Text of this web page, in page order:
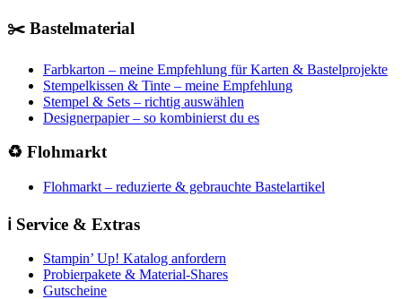
✂️ Bastelmaterial
Farbkarton – meine Empfehlung für Karten & Bastelprojekte
Stempelkissen & Tinte – meine Empfehlung
Stempel & Sets – richtig auswählen
Designerpapier – so kombinierst du es
♻️ Flohmarkt
Flohmarkt – reduzierte & gebrauchte Bastelartikel
ℹ️ Service & Extras
Stampin’ Up! Katalog anfordern
Probierpakete & Material-Shares
Gutscheine